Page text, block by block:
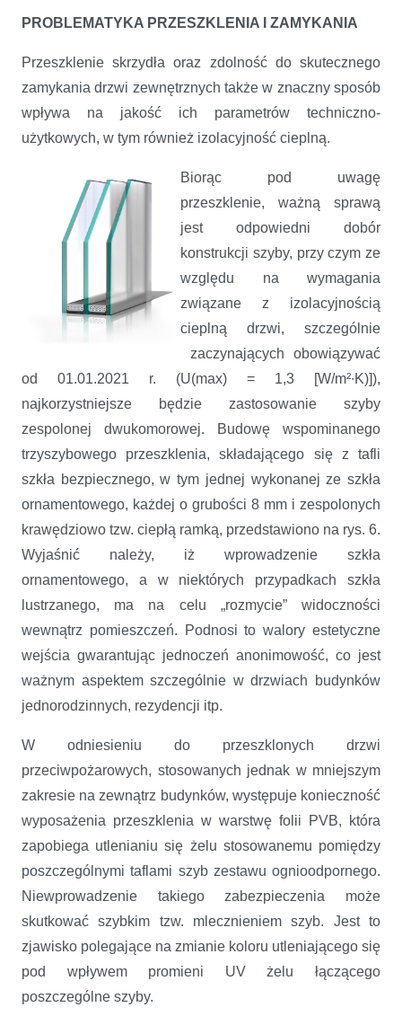
PROBLEMATYKA PRZESZKLENIA I ZAMYKANIA
Przeszklenie skrzydła oraz zdolność do skutecznego
zamykania drzwi zewnętrznych także w znaczny sposób
wpływa na jakość ich parametrów techniczno-
użytkowych, w tym również izolacyjność cieplną.
Biorąc pod uwagę
przeszklenie, ważną sprawą
jest odpowiedni dobór
konstrukcji szyby, przy czym ze
względu na wymagania
związane z izolacyjnością
cieplną drzwi, szczególnie
zaczynających obowiązywać
od 01.01.2021 r. (U(max) = 1,3 [W/m²∙K)]),
najkorzystniejsze będzie zastosowanie szyby
zespolonej dwukomorowej. Budowę wspominanego
trzyszybowego przeszklenia, składającego się z tafli
szkła bezpiecznego, w tym jednej wykonanej ze szkła
ornamentowego, każdej o grubości 8 mm i zespolonych
krawędziowo tzw. ciepłą ramką, przedstawiono na rys. 6.
Wyjaśnić należy, iż wprowadzenie szkła
ornamentowego, a w niektórych przypadkach szkła
lustrzanego, ma na celu „rozmycie” widoczności
wewnątrz pomieszczeń. Podnosi to walory estetyczne
wejścia gwarantując jednoczeń anonimowość, co jest
ważnym aspektem szczególnie w drzwiach budynków
jednorodzinnych, rezydencji itp.
W odniesieniu do przeszklonych drzwi
przeciwpożarowych, stosowanych jednak w mniejszym
zakresie na zewnątrz budynków, występuje konieczność
wyposażenia przeszklenia w warstwę folii PVB, która
zapobiega utlenianiu się żelu stosowanemu pomiędzy
poszczególnymi taflami szyb zestawu ognioodpornego.
Niewprowadzenie takiego zabezpieczenia może
skutkować szybkim tzw. mlecznieniem szyb. Jest to
zjawisko polegające na zmianie koloru utleniającego się
pod wpływem promieni UV żelu łączącego
poszczególne szyby.